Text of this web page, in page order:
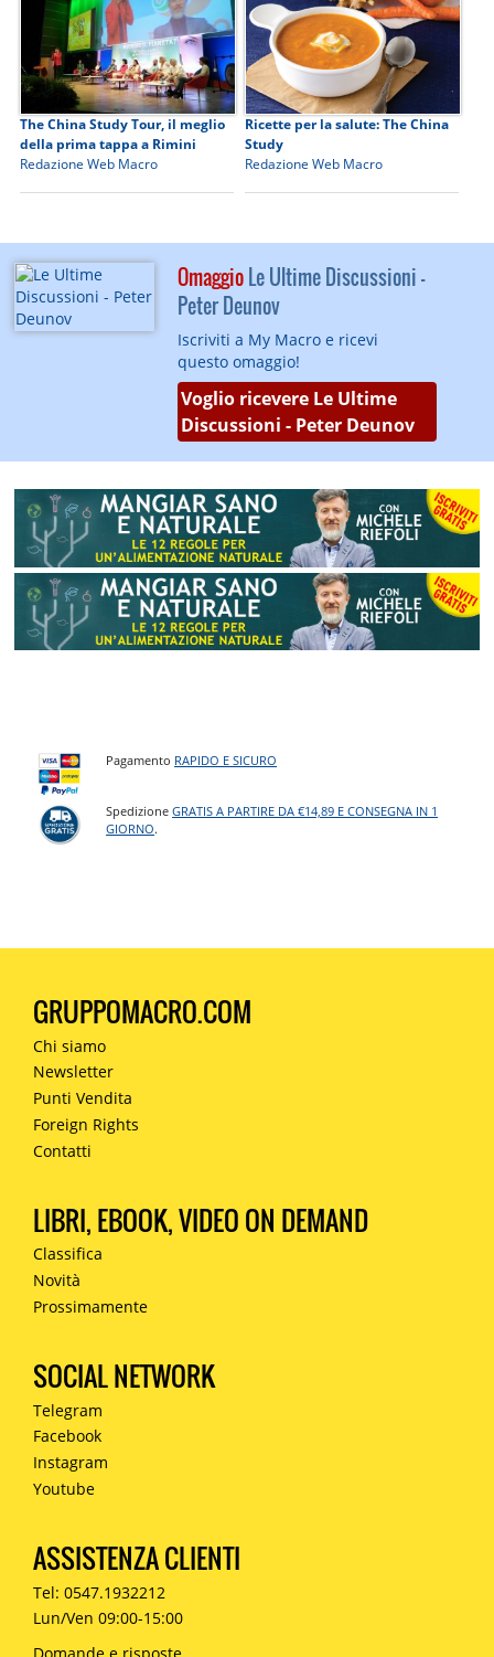
The China Study Tour, il meglio
della prima tappa a Rimini
Redazione Web Macro
Ricette per la salute: The China
Study
Redazione Web Macro
OmaggioLe Ultime Discussioni -
Peter Deunov
Iscriviti a My Macro e ricevi
questo omaggio!
Voglio ricevere Le Ultime
Discussioni - Peter Deunov
Pagamento RAPIDO E SICURO
SpedizioneGRATIS A PARTIRE DA €14,89 E CONSEGNA IN 1
GIORNO.
GRUPPOMACRO.COM
Chi siamo
Newsletter
Punti Vendita
Foreign Rights
Contatti
LIBRI, EBOOK, VIDEO ON DEMAND
Classifica
Novità
Prossimamente
SOCIAL NETWORK
Telegram
Facebook
Instagram
Youtube
ASSISTENZA CLIENTI
Tel: 0547.1932212
Lun/Ven 09:00-15:00